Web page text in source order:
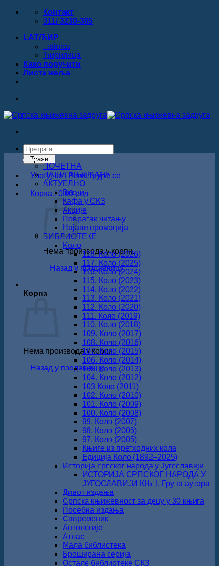
Прескочи
Контакт
011/ 3230-305
LAT/ЋИР
Latinica
Ћирилица
Како поручити
Листa жеља
Products
search
Тражи
Улогуј се / Региструјте се
Корпа /0.00рсд
Нема производа у корпи.
Назад у продавницу
Корпа
Нема производа у корпи.
Назад у продавницу
ПОЧЕТНА
НАША КЊИЖАРА
АКТУЕЛНО
Вести
Кафа у СКЗ
Акције
Повратак читању
Најаве промоција
БИБЛИОТЕКЕ
Koло
118. Коло (2026)
117. Коло (2025)
116. Коло (2024)
115. Коло (2023)
114. Коло (2022)
113. Коло (2021)
112. Коло (2020)
111. Коло (2019)
110. Коло (2018)
109. Коло (2017)
108. Коло (2016)
107. Коло (2015)
106. Коло (2014)
105. Коло (2013)
104. Коло (2012)
103 Коло (2011)
102. Коло (2010)
101. Коло (2009)
100. Коло (2008)
99. Коло (2007)
98. Коло (2006)
97. Коло (2005)
Књиге из претходних кола
Едиција Коло (1892‒2025)
Историја српског народа у Југославији
ИСТОРИЈА СРПСКОГ НАРОДА У
ЈУГОСЛАВИЈИ КЊ. I, Група аутора
Дивот издања
Српска књижевност за децу у 30 књига
Посебна издања
Савременик
Антологије
Атлас
Мала библиотека
Броширана серија
Остале библиотеке СКЗ